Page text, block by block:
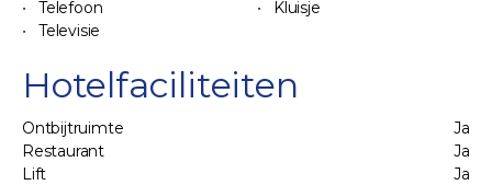
Telefoon
Kluisje
Televisie
Hotelfaciliteiten
Ontbijtruimte
Ja
Restaurant
Ja
Lift
Ja